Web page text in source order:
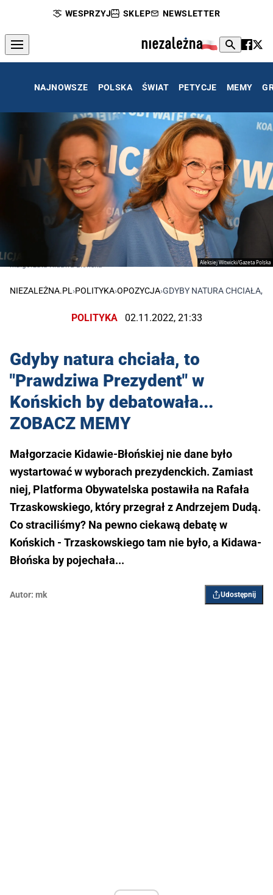
WESPRZYJ SKLEP NEWSLETTER
NAJNOWSZE POLSKA ŚWIAT PETYCJE MEMY
Aleksiej Witwicki/Gazeta Polska
Małgorzata Kidawa-Błońska
NIEZALEŻNA.PL›POLITYKA›OPOZYCJA›GDYBY NATURA CHCIAŁA,
POLITYKA 02.11.2022, 21:33
Gdyby natura chciała, to
"Prawdziwa Prezydent" w
Końskich by debatowała...
ZOBACZ MEMY
Małgorzacie Kidawie-Błońskiej nie dane było
wystartować w wyborach prezydenckich. Zamiast
niej, Platforma Obywatelska postawiła na Rafała
Trzaskowskiego, który przegrał z Andrzejem Dudą.
Co straciliśmy? Na pewno ciekawą debatę w
Końskich - Trzaskowskiego tam nie było, a Kidawa-
Błońska by pojechała...
Autor: mk Udostępnij